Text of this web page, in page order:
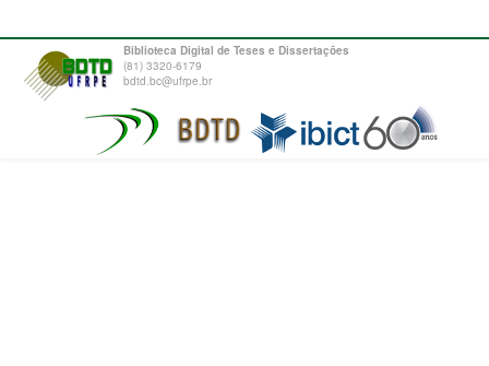
Biblioteca Digital de Teses e Dissertações
(81) 3320-6179
bdtd.bc@ufrpe.br